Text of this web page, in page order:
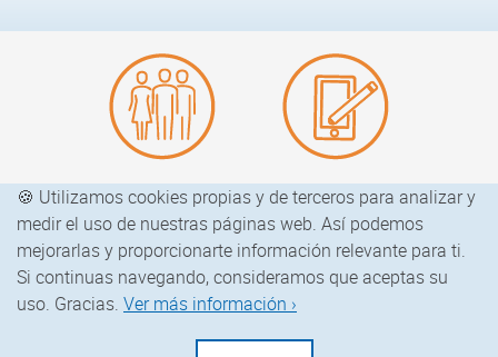
Quiénes somos Blog Enjoy Cuba
🍪 Utilizamos cookies propias y de terceros para analizar y
medir el uso de nuestras páginas web. Así podemos
mejorarlas y proporcionarte información relevante para ti.
Si continuas navegando, consideramos que aceptas su
uso. Gracias. Ver más información ›
EnjoyCubaExperience.com